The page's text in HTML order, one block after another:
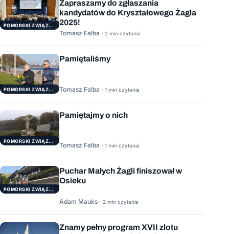
POMORSKI ZWIĄZEK ŻEGLARSKI
Zapraszamy do zgłaszania
kandydatów do Kryształowego Żagla
2025!
Tomasz Falba · 2 min czytania
POMORSKI ZWIĄZEK ŻEGLARSKI
Pamiętaliśmy
Tomasz Falba · 1 min czytania
POMORSKI ZWIĄZEK ŻEGLARSKI
Pamiętajmy o nich
Tomasz Falba · 1 min czytania
POMORSKI ZWIĄZEK ŻEGLARSKI
Puchar Małych Żagli finiszował w
Osieku
Adam Mauks · 2 min czytania
Znamy pełny program XVII zlotu